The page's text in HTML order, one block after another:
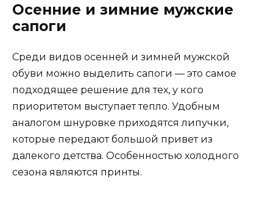
Осенние и зимние мужские
сапоги
Среди видов осенней и зимней мужской
обуви можно выделить сапоги — это самое
подходящее решение для тех, у кого
приоритетом выступает тепло. Удобным
аналогом шнуровке приходятся липучки,
которые передают большой привет из
далекого детства. Особенностью холодного
сезона являются принты.